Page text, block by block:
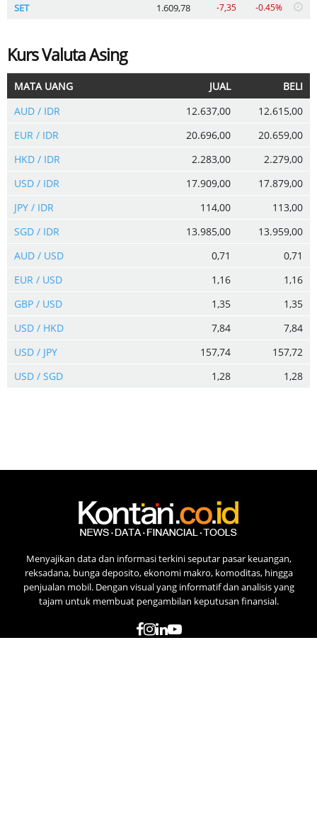
SET 1.609,78 -7,35 -0.45%
Kurs Valuta Asing
MATA UANG JUAL
BELI
AUD / IDR
12.637,00
12.615,00
EUR / IDR
20.696,00
20.659,00
HKD / IDR
2.283,00
2.279,00
USD / IDR
17.909,00
17.879,00
JPY / IDR
114,00
113,00
SGD / IDR
13.985,00
13.959,00
AUD / USD
0,71
0,71
EUR / USD
1,16
1,16
GBP / USD
1,35
1,35
USD / HKD
7,84
7,84
USD / JPY
157,74
157,72
USD / SGD
1,28 1,28
Menyajikan data dan informasi terkini seputar pasar keuangan,
reksadana, bunga deposito, ekonomi makro, komoditas, hingga
penjualan mobil. Dengan visual yang informatif dan analisis yang
tajam untuk membuat pengambilan keputusan finansial.